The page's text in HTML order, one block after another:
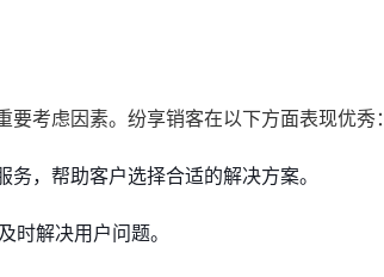
考虑因素。纷享销客在以下方面表现优秀：
务，帮助客户选择合适的解决方案。
时解决用户问题。